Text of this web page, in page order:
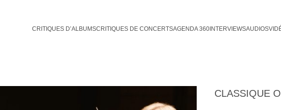
CRITIQUES D’ALBUMSCRITIQUES DE CONCERTSAGENDA 360INTERVIEWSAUDIOS
CLASSIQUE